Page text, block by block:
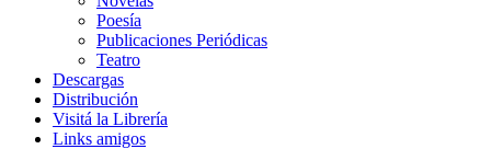
Poesía
Publicaciones Periódicas
Teatro
Descargas
Distribución
Visitá la Librería
Links amigos